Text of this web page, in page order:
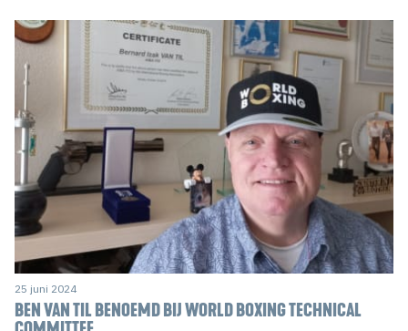
25 juni 2024
BEN VAN TIL BENOEMD BIJ WORLD BOXING TECHNICAL